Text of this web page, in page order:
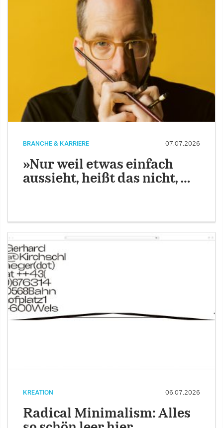
BRANCHE & KARRIERE 07.07.2026
»Nur weil etwas einfach
aussieht, heißt das nicht, …
KREATION 06.07.2026
Radical Minimalism: Alles